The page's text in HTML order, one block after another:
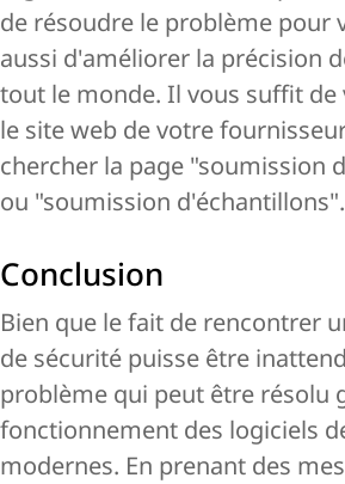
de résoudre le problème pour
aussi d'améliorer la précision
tout le monde. Il vous suffit de
le site web de votre
chercher la page "soumission
ou "soumission d'échantillons".
Conclusion
Bien que le fait de rencontrer
de sécurité puisse être
problème qui peut être résolu
fonctionnement des logiciels
modernes. En prenant des